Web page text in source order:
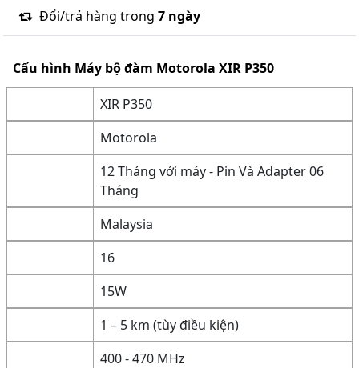
Đổi/trả hàng trong 7 ngày
Cấu hình Máy bộ đàm Motorola XIR P350
XIR P350
Motorola
12 Tháng với máy - Pin Và Adapter 06
Tháng
Malaysia
16
15W
1 – 5 km (tùy điều kiện)
400 - 470 MHz